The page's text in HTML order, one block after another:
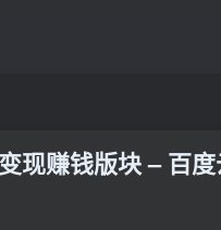
现赚钱版块 – 百